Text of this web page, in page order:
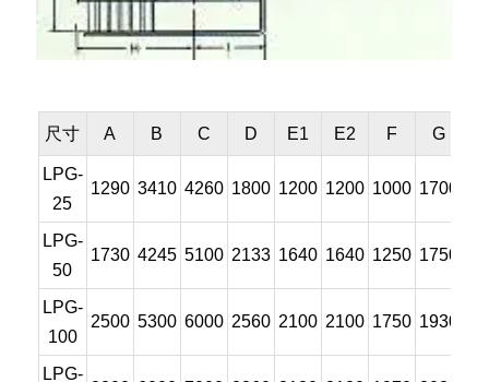
尺寸 A B C D E1 E2 F G
LPG-
25
1290 3410 4260 1800 1200 1200 1000 1700
LPG-
50
1730 4245 5100 2133 1640 1640 1250 1750
LPG-
100
2500 5300 6000 2560 2100 2100 1750 1930
LPG-